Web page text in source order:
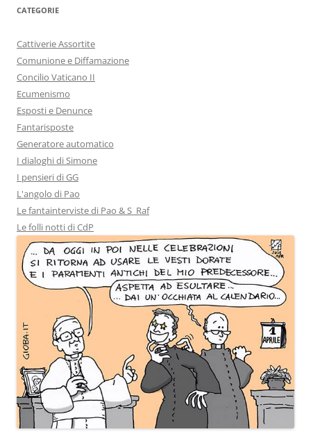
CATEGORIE
Cattiverie Assortite
Comunione e Diffamazione
Concilio Vaticano II
Ecumenismo
Esposti e Denunce
Fantarisposte
Generatore automatico
I dialoghi di Simone
I pensieri di GG
L'angolo di Pao
Le fantainterviste di Pao & S_Raf
Le folli notti di CdP